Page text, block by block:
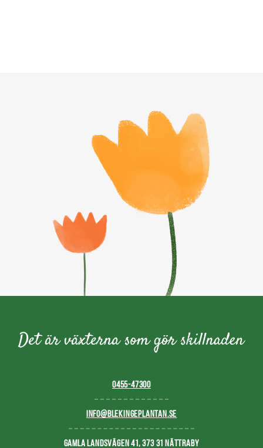
0455-47300
INFO@BLEKINGEPLANTAN.SE
GAMLA LANDSVÄGEN 41, 373 31 NÄTTRABY